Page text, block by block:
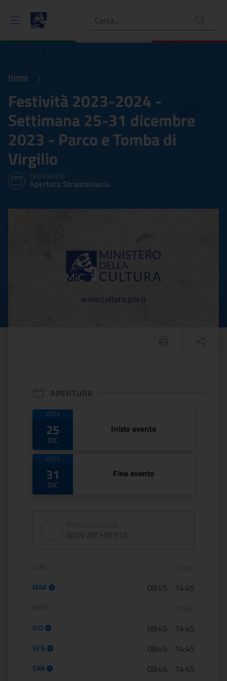
Ricerca
Home
Festività 2023-2024 -
Settimana 25-31 dicembre
2023 - Parco e Tomba di
Virgilio
TIPO EVENTO:
Apertura Straordinaria
APERTURA
Date di apertura
2023
25
DIC
Inizio evento
2023
31
DIC
Fine evento
Orario di apertura:
LUN
MAR 08:45 14:45
MER
GIO 08:45 14:45
VEN 08:45 14:45
SAB 08:45 14:45